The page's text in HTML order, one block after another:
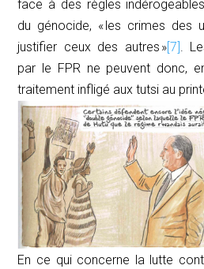
face à des règles
du génocide, « les crimes des
justifier ceux des autres »[7] .
par le FPR ne peuvent donc,
traitement infligé auxtutsi au
En ce qui concerne la lutte